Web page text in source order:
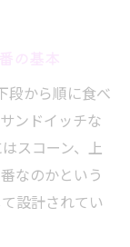
段から順に食べ
ンドイッチな
スコーン、上
なのかという
設計されてい